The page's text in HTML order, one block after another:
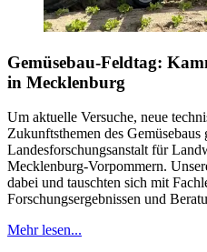
Gemüsebau-Feldtag:
in Mecklenburg
Um aktuelle Versuche, neue
Zukunftsthemen des
Landesforschungsanstalt für
Mecklenburg-Vorpommern.
dabei und tauschten sich mit
Forschungsergebnissen und
Mehr lesen...